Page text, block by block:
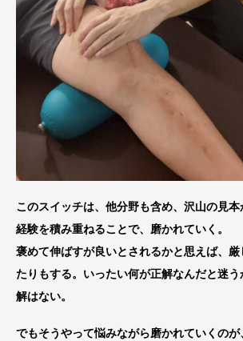
このスイッチは、他分野も含め、沢山の見
経験を積み重ねることで、磨かれていく。
褒めて伸ばすが良いとされるかと思えば、
たりもする。いったい何が正解なんだと迷
解はない。
でもそうやって悩みながら磨かれていくの